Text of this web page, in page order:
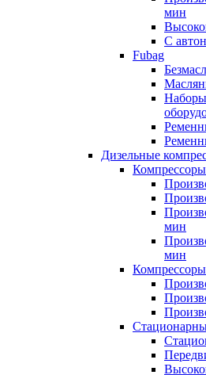
мин
С
Fubag
Дизельные
мин
мин